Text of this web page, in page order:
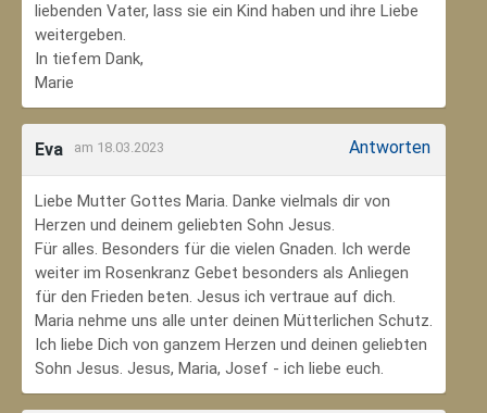
liebenden Vater, lass sie ein Kind haben und ihre Liebe
weitergeben.
In tiefem Dank,
Marie
Eva am 18.03.2023 Antworten
Liebe Mutter Gottes Maria. Danke vielmals dir von
Herzen und deinem geliebten Sohn Jesus.
Für alles. Besonders für die vielen Gnaden. Ich werde
weiter im Rosenkranz Gebet besonders als Anliegen
für den Frieden beten. Jesus ich vertraue auf dich.
Maria nehme uns alle unter deinen Mütterlichen Schutz.
Ich liebe Dich von ganzem Herzen und deinen geliebten
Sohn Jesus. Jesus, Maria, Josef - ich liebe euch.